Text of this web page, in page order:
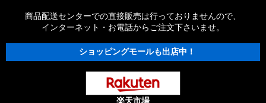
商品配送センターでの直接販売は行っておりませんので、
インターネット・お電話からご注文下さいませ。
ショッピングモールも出店中！
楽天市場